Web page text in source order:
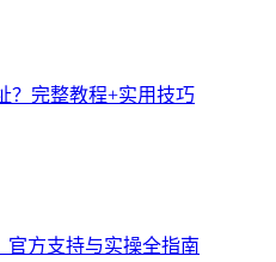
？完整教程+实用技巧
官方支持与实操全指南